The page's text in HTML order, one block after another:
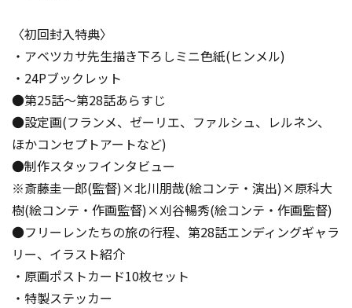
〈初回封入特典〉
・アベツカサ先生描き下ろしミニ色紙(ヒンメル)
・24Pブックレット
●第25話～第28話あらすじ
●設定画(フランメ、ゼーリエ、ファルシュ、レルネン、
ほかコンセプトアートなど)
●制作スタッフインタビュー
※斎藤圭一郎(監督)×北川朋哉(絵コンテ・演出)×原科大
樹(絵コンテ・作画監督)×刈谷暢秀(絵コンテ・作画監督)
●フリーレンたちの旅の行程、第28話エンディングギャラ
リー、イラスト紹介
・原画ポストカード10枚セット
・特製ステッカー